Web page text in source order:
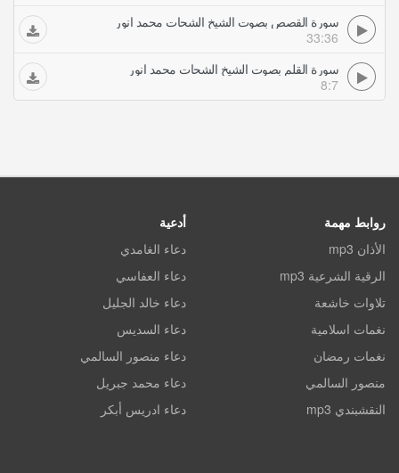
سورة القصص بصوت الشيخ الشحات محمد انور
33:36
سورة القلم بصوت الشيخ الشحات محمد انور
8:7
روابط مهمة
الأذان mp3
الرقية الشرعية mp3
تلاوات خاشعة
نغمات اسلامية
نغمات رمضان
منصور السالمي
النقشبندي mp3
أدعية
دعاء الغامدي
دعاء العفاسي
دعاء خالد الجليل
دعاء السديس
دعاء منصور السالمي
دعاء محمد جبريل
دعاء ادريس أبكر